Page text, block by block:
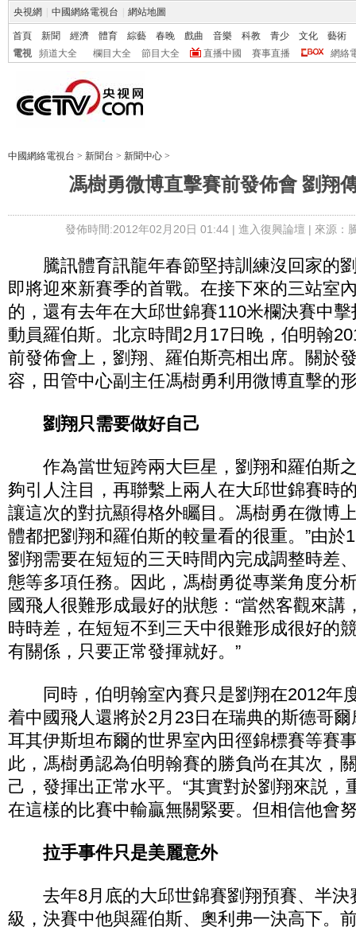
央視網 中國網絡電視台 網站地圖
首頁 新聞 經濟 體育 綜藝 春晚 戲曲 音樂 科教 青少 文化
藝術
電視
頻道大全 欄目大全 節目大全 直播中國 賽事直播 網絡
中國網絡電視台 > 新聞台 > 新聞中心 >
馮樹勇微博直擊賽前發佈會 劉翔
發佈時間:2012年02月20日 01:44 | 進入復興論壇 | 來源：
騰訊體育訊龍年春節堅持訓練沒回家的
即將迎來新賽季的首戰。在接下來的三站室
的，還有去年在大邱世錦賽110米欄決賽中
動員羅伯斯。北京時間2月17日晚，伯明翰
前發佈會上，劉翔、羅伯斯亮相出席。關於
容，田管中心副主任馮樹勇利用微博直擊的
劉翔只需要做好自己
作為當世短跨兩大巨星，劉翔和羅伯斯
夠引人注目，再聯繫上兩人在大邱世錦賽時
讓這次的對抗顯得格外矚目。馮樹勇在微博
體都把劉翔和羅伯斯的較量看的很重。”由於
劉翔需要在短短的三天時間內完成調整時差
態等多項任務。因此，馮樹勇從專業角度分
國飛人很難形成最好的狀態：“當然客觀來講
時時差，在短短不到三天中很難形成很好的
有關係，只要正常發揮就好。”
同時，伯明翰室內賽只是劉翔在2012年
着中國飛人還將於2月23日在瑞典的斯德哥
耳其伊斯坦布爾的世界室內田徑錦標賽等賽
此，馮樹勇認為伯明翰賽的勝負尚在其次，
己，發揮出正常水平。“其實對於劉翔來説，
在這樣的比賽中輸贏無關緊要。但相信他會
拉手事件只是美麗意外
去年8月底的大邱世錦賽劉翔預賽、半決
級，決賽中他與羅伯斯、奧利弗一決高下。